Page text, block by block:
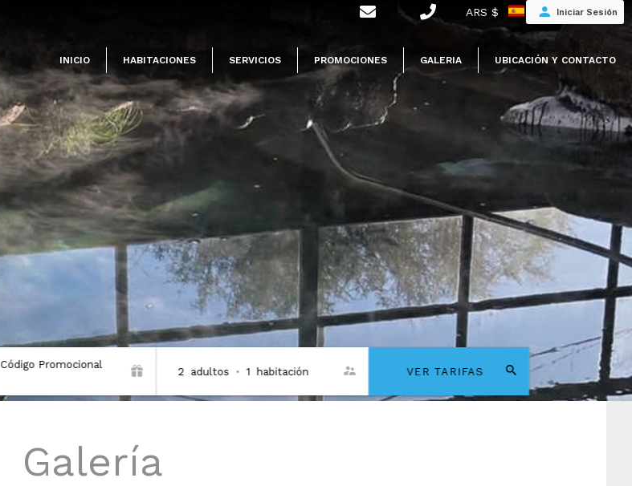
INICIO HABITACIONES SERVICIOS PROMOCIONES GALERIA UBICACIÓN Y CONTACTO
ARS $ Iniciar Sesión
Código Promocional
2 adultos • 1 habitación VER TARIFAS
Galería